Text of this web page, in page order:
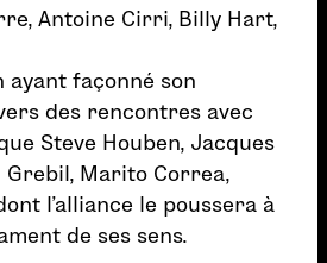
Antoine Cirri, Billy Hart,
ayant façonné son
des rencontres avec
Steve Houben, Jacques
Marito Correa,
l’alliance le poussera à
de ses sens.